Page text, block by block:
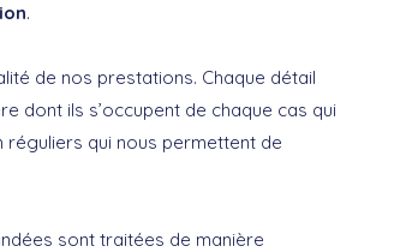
.
de nos prestations. Chaque détail
dont ils s’occupent de chaque cas qui
réguliers qui nous permettent de
sont traitées de manière